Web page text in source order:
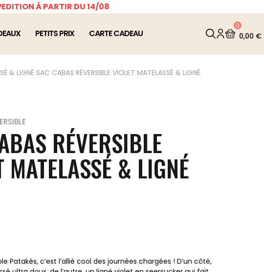
À PARTIR DU 14/08
PETITS PRIX CARTE CADEAU
0
0,00 €
& LIGNÉ SAC CABAS RÉVERSIBLE VIOLET MATELASSÉ & LIGNÉ
RÉVERSIBLE
MATELASSÉ & LIGNÉ
Patakès, c’est l’allié cool des journées chargées ! D’un côté,